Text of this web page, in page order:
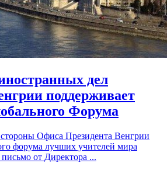
дел
поддерживает
Форума
Офиса Президента Венгрии
форума лучших учителей мира
от Директора ...